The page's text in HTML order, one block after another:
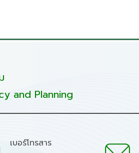
and Planning
เบอร์โทรสาร